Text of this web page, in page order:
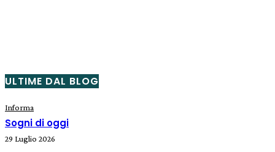
ULTIME DAL BLOG
Informa
Sogni di oggi
29 Luglio 2026